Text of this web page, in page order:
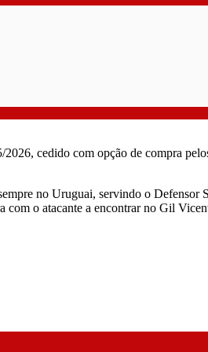
cedido com opção de compra
no Uruguai, servindo o
o atacante a encontrar no Gil